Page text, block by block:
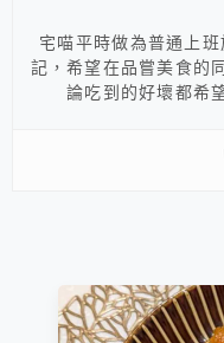
宅喵平時做為普通上
記，希望在品嘗美食的
論吃到的好壞都希